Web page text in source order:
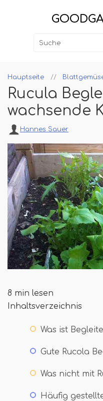
Hauptseite
Rucula
wachsende
Hannes Sauer
8 min lesen
Inhaltsverzeichnis
Was ist
Gute Rucola
Was nicht mit
Häufig